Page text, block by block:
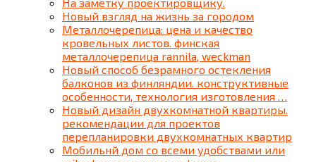
Новый взгляд на жизнь за городом
Металлочерепица: цена и качество
кровельных листов. финская
металлочерепица rannila, weckman
Новый способ безрамного остекления
балконов из финляндии. конструктивные
особенности, технология изготовления …
Новый дизайн двухкомнатной квартиры.
рекомендации для проектов
перепланировки двухкомнатных квартир
Мобильнй дом со всеми удобствами или